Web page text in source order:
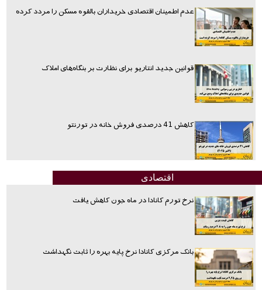
عدم اطمینان اقتصادی خریداران بالقوه مسکن را مردد کرده
قوانین جدید انتاریو برای نظارت بر بنگاه‌های املاک
کاهش 41 درصدی فروش خانه در تورنتو
اقتصادی
نرخ تورم کانادا در ماه جون کاهش یافت
بانک مرکزی کانادا نرخ پایه بهره را ثابت نگهداشت